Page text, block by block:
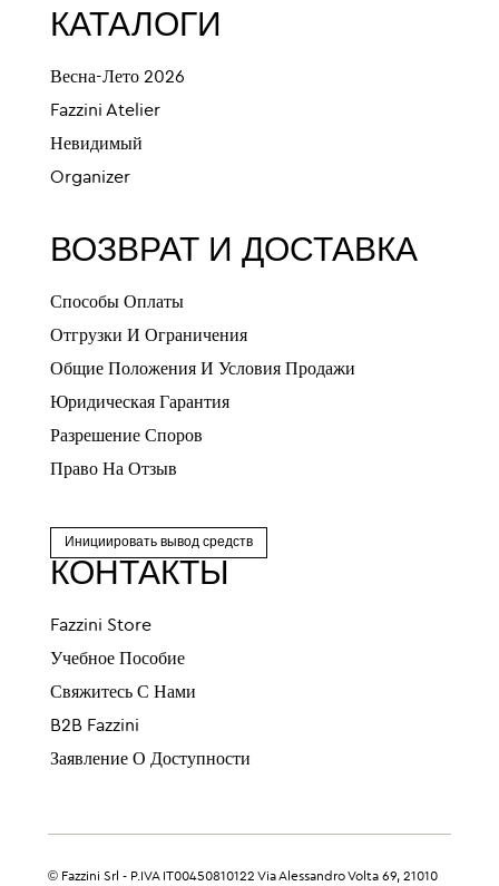
КАТАЛОГИ
Весна-Лето 2026
Fazzini Atelier
Невидимый
Organizer
ВОЗВРАТ И ДОСТАВКА
Способы Оплаты
Отгрузки И Ограничения
Общие Положения И Условия Продажи
Юридическая Гарантия
Разрешение Споров
Право На Отзыв
Инициировать вывод средств
КОНТАКТЫ
Fazzini Store
Учебное Пособие
Свяжитесь С Нами
B2B Fazzini
Заявление О Доступности
© Fazzini Srl - P.IVA IT00450810122 Via Alessandro Volta 69, 21010